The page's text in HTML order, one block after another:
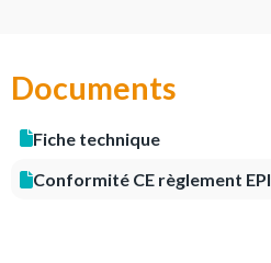
Documents
Fiche technique
Conformité CE règlement EPI